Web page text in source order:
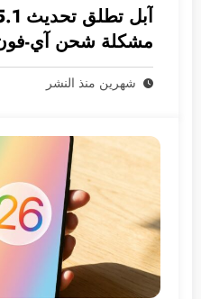
Air
شهرين منذ النشر